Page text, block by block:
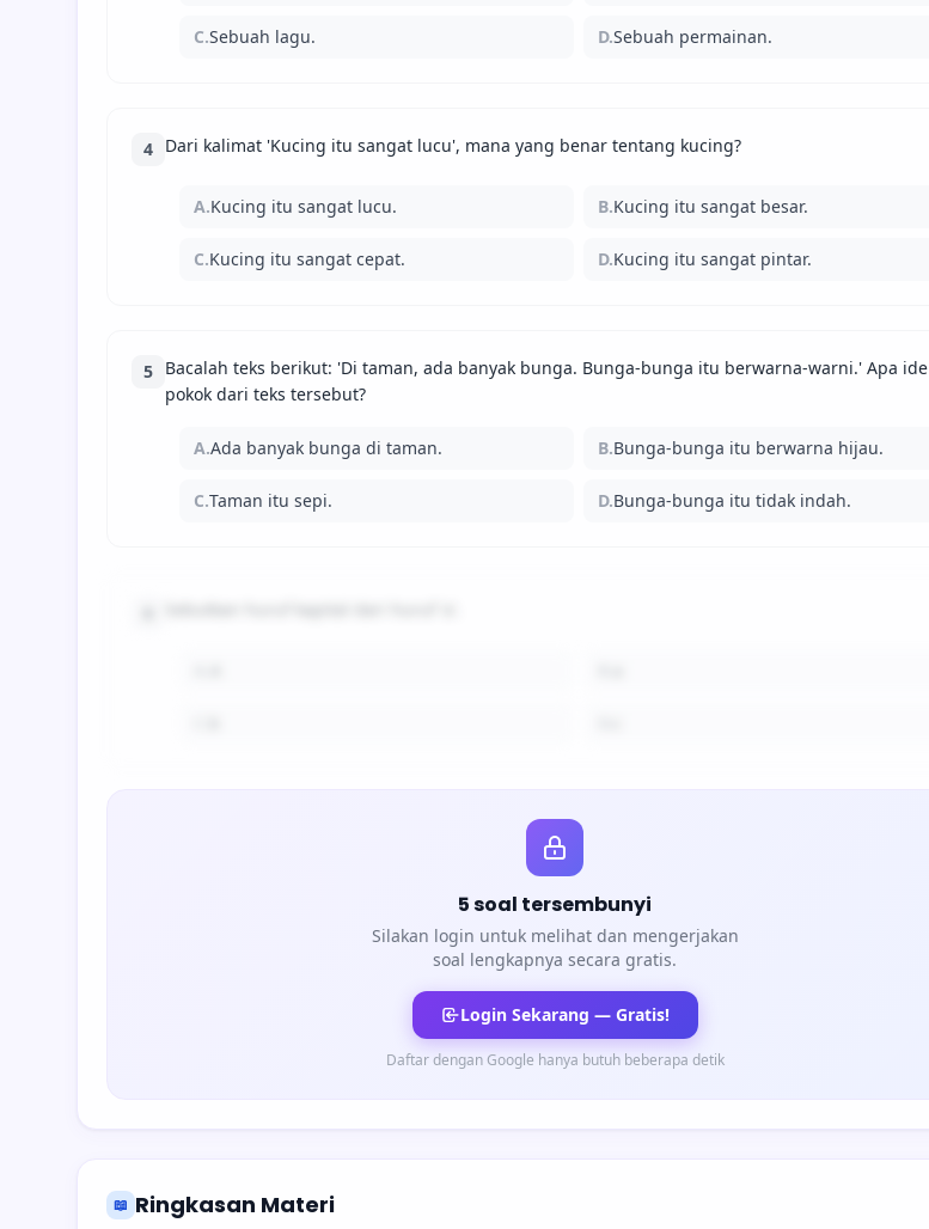
C.Sebuah lagu. D.Sebuah permainan.
4 Dari kalimat 'Kucing itu sangat lucu', mana yang benar tentang kucing?
A.Kucing itu sangat lucu. B.Kucing itu sangat besar.
C.Kucing itu sangat cepat. D.Kucing itu sangat pintar.
5 Bacalah teks berikut: 'Di taman, ada banyak bunga. Bunga-bunga itu berwarna-warni.' Apa ide
pokok dari teks tersebut?
A.Ada banyak bunga di taman. B.Bunga-bunga itu berwarna hijau.
C.Taman itu sepi. D.Bunga-bunga itu tidak indah.
5 soal tersembunyi
Silakan login untuk melihat dan mengerjakan
soal lengkapnya secara gratis.
Login Sekarang — Gratis!
Daftar dengan Google hanya butuh beberapa detik
📖 Ringkasan Materi